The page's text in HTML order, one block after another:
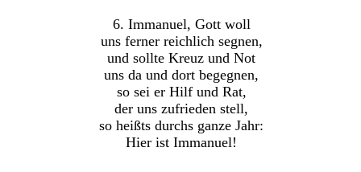
6. Immanuel, Gott woll
uns ferner reichlich segnen,
und sollte Kreuz und Not
uns da und dort begegnen,
so sei er Hilf und Rat,
der uns zufrieden stell,
so heißts durchs ganze Jahr:
Hier ist Immanuel!